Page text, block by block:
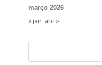
março 2026
« jan abr »